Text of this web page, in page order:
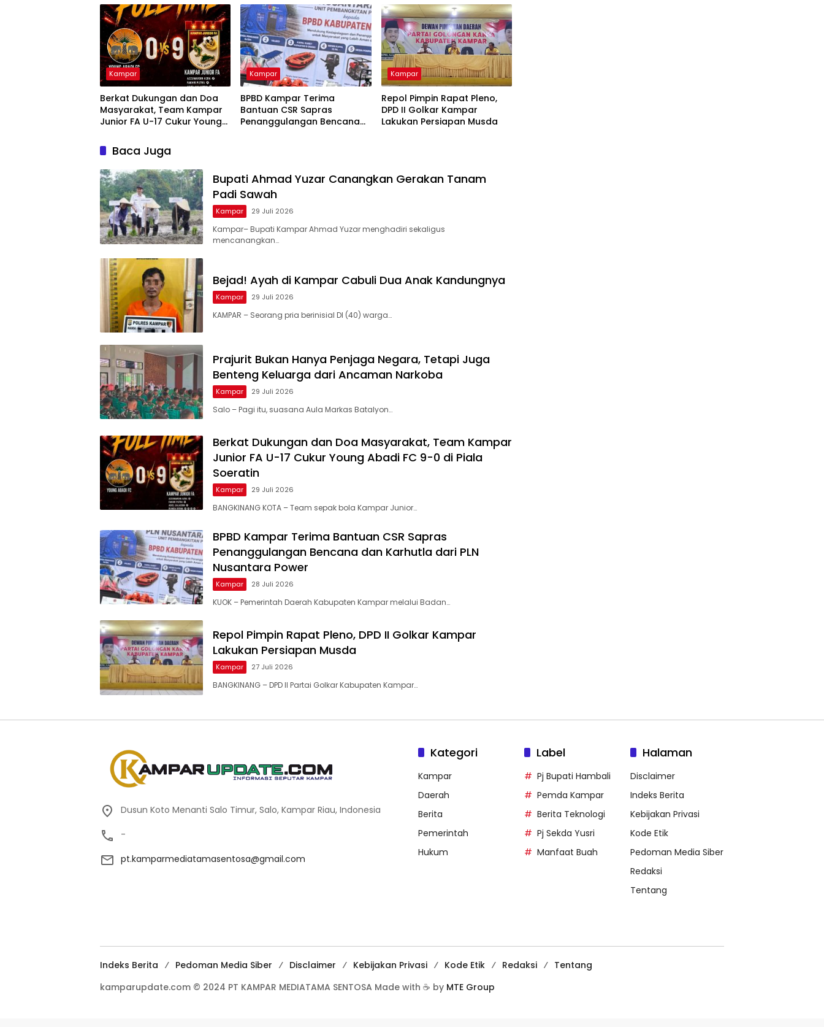
Kampar
Berkat Dukungan dan Doa
Masyarakat, Team Kampar
Junior FA U-17 Cukur Young
Soeratin
Kampar
BPBD Kampar Terima
Bantuan CSR Sapras
Penanggulangan Bencana
Kampar
Repol Pimpin Rapat Pleno,
DPD II Golkar Kampar
Lakukan Persiapan Musda
Baca Juga
Bupati Ahmad Yuzar Canangkan Gerakan Tanam
Padi Sawah
Kampar 29 Juli 2026
Kampar– Bupati Kampar Ahmad Yuzar menghadiri sekaligus
mencanangkan…
Bejad! Ayah di Kampar Cabuli Dua Anak Kandungnya
Kampar 29 Juli 2026
KAMPAR – Seorang pria berinisial DI (40) warga…
Prajurit Bukan Hanya Penjaga Negara, Tetapi Juga
Benteng Keluarga dari Ancaman Narkoba
Kampar 29 Juli 2026
Salo – Pagi itu, suasana Aula Markas Batalyon…
Berkat Dukungan dan Doa Masyarakat, Team Kampar
Junior FA U-17 Cukur Young Abadi FC 9-0 di Piala
Soeratin
Kampar 29 Juli 2026
BANGKINANG KOTA – Team sepak bola Kampar Junior…
BPBD Kampar Terima Bantuan CSR Sapras
Penanggulangan Bencana dan Karhutla dari PLN
Nusantara Power
Kampar 28 Juli 2026
KUOK – Pemerintah Daerah Kabupaten Kampar melalui Badan…
Repol Pimpin Rapat Pleno, DPD II Golkar Kampar
Lakukan Persiapan Musda
Kampar 27 Juli 2026
BANGKINANG – DPD II Partai Golkar Kabupaten Kampar…
Dusun Koto Menanti Salo Timur, Salo, Kampar Riau, Indonesia
-
pt.kamparmediatamasentosa@gmail.com
Kategori
Kampar
Daerah
Berita
Pemerintah
Hukum
Label
Pj Bupati Hambali
Pemda Kampar
Berita Teknologi
Pj Sekda Yusri
Manfaat Buah
Halaman
Disclaimer
Indeks Berita
Kebijakan Privasi
Kode Etik
Pedoman Media Siber
Redaksi
Tentang
Indeks Berita Pedoman Media Siber Disclaimer Kebijakan Privasi Kode Etik Redaksi
Tentang
kamparupdate.com © 2024 PT KAMPAR MEDIATAMA SENTOSA Made with ☕ by MTE Group